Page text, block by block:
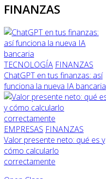
FINANZAS
TECNOLOGÍA FINANZAS
ChatGPT en tus finanzas: así
funciona la nueva IA bancaria
EMPRESAS FINANZAS
Valor presente neto: qué es y
cómo calcularlo
correctamente